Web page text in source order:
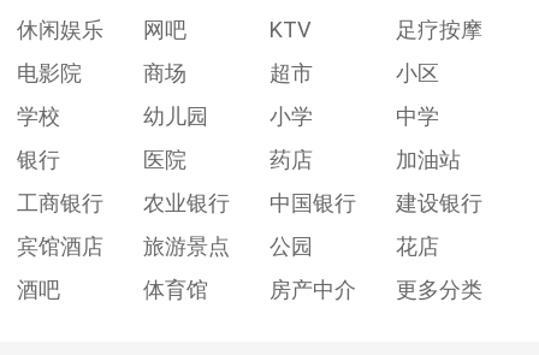
休闲娱乐
网吧 KTV
足疗按摩
电影院
商场 超市
小区
学校
幼儿园 小学
中学
银行
医院 药店
加油站
工商银行
农业银行 中国银行
建设银行
宾馆酒店
旅游景点 公园
花店
酒吧
体育馆 房产中介 更多分类